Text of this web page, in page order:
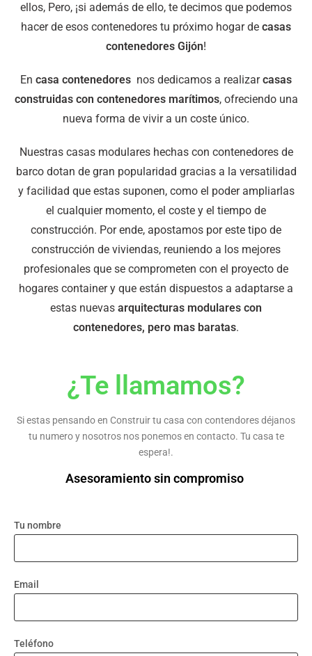
ellos, Pero, ¡si además de ello, te decimos que podemos
hacer de esos contenedores tu próximo hogar de casas
contenedores Gijón!
En casa contenedores nos dedicamos a realizarcasas
construidas con contenedores marítimos, ofreciendo una
nueva forma de vivir a un coste único.
Nuestras casas modulares hechas con contenedores de
barco dotan de gran popularidad gracias a la versatilidad
y facilidad que estas suponen, como el poder ampliarlas
el cualquier momento, el coste y el tiempo de
construcción. Por ende, apostamos por este tipo de
construcción de viviendas, reuniendo a los mejores
profesionales que se comprometen con el proyecto de
hogares container y que están dispuestos a adaptarse a
estas nuevas arquitecturas modulares con
contenedores, pero mas baratas.
¿Te llamamos?
Si estas pensando en Construir tu casa con contendores déjanos
tu numero y nosotros nos ponemos en contacto. Tu casa te
espera!.
Asesoramiento sin compromiso
Tu nombre
Email
Teléfono